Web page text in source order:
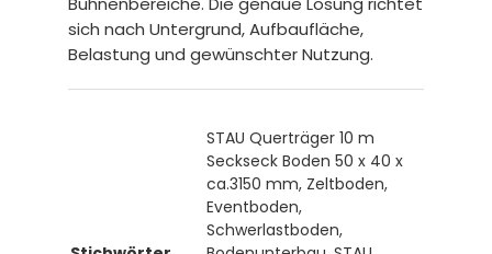
sich nach Untergrund, Aufbaufläche,
Belastung und gewünschter Nutzung.
STAU Querträger 10 m
Seckseck Boden 50 x 40 x
ca.3150 mm, Zeltboden,
Eventboden,
Schwerlastboden,